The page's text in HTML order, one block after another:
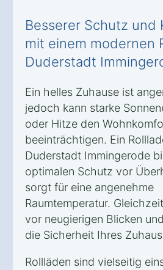
Besserer Schutz und
mit einem modernen
Duderstadt
Ein helles Zuhause ist
jedoch kann starke
oder Hitze den
beeinträchtigen. Ein
Duderstadt Immingerode
optimalen Schutz vor
sorgt für eine angenehme
Raumtemperatur.
vor neugierigen Blicken
die Sicherheit Ihres
Rollläden sind vielseitig